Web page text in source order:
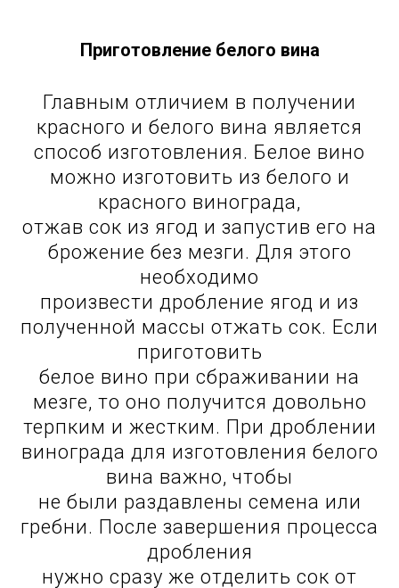
Приготовление белого вина
Главным отличием в получении
красного и белого вина является
способ изготовления. Белое вино
можно изготовить из белого и
красного винограда,
отжав сок из ягод и запустив его на
брожение без мезги. Для этого
необходимо
произвести дробление ягод и из
полученной массы отжать сок. Если
приготовить
белое вино при сбраживании на
мезге, то оно получится довольно
терпким и жестким. При дроблении
винограда для изготовления белого
вина важно, чтобы
не были раздавлены семена или
гребни. После завершения процесса
дробления
нужно сразу же отделить сок от